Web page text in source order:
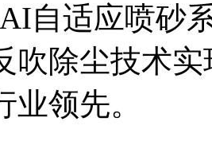
自适应喷砂
吹除尘技术
领先。